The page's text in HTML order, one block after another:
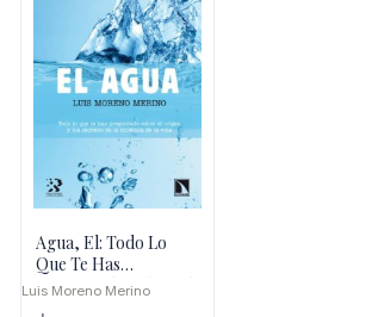
Agua, El: Todo Lo
Que Te Has
Preguntado Sobre El
Luis Moreno Merino